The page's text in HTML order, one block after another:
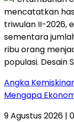
Angka
Mengapa
9 Agustus 2026 |